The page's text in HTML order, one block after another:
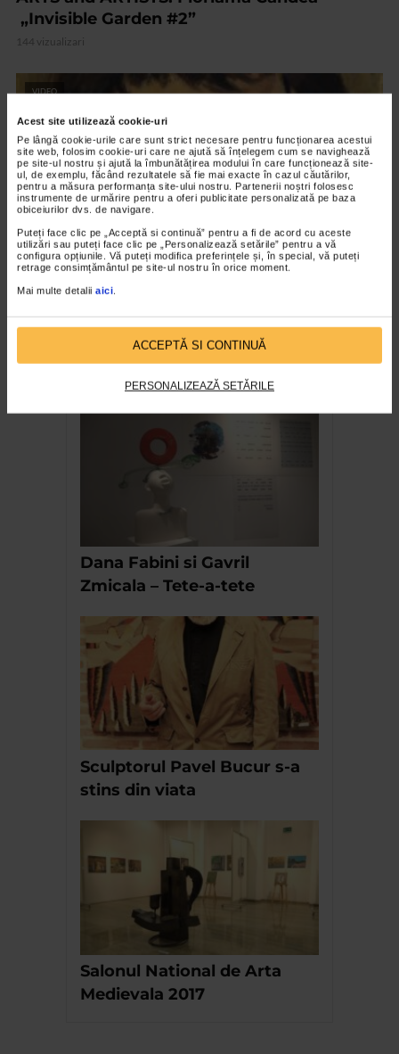
Acest site utilizează cookie-uri
Pe lângă cookie-urile care sunt strict necesare pentru funcționarea acestui
site web, folosim cookie-uri care ne ajută să înțelegem cum se navighează
pe site-ul nostru și ajută la îmbunătățirea modului în care funcționează site-
ul, de exemplu, făcând rezultatele să fie mai exacte în cazul căutărilor,
pentru a măsura performanța site-ului nostru. Partenerii noștri folosesc
instrumente de urmărire pentru a oferi publicitate personalizată pe baza
obiceiurilor dvs. de navigare.
Puteți face clic pe „Acceptă si continuă” pentru a fi de acord cu aceste
utilizări sau puteți face clic pe „Personalizează setările” pentru a vă
configura opțiunile. Vă puteți modifica preferințele și, în special, vă puteți
retrage consimțământul pe site-ul nostru în orice moment.
Mai multe detalii aici
ACCEPTĂ SI CONTINUĂ
PERSONALIZEAZĂ SETĂRILE
„Invisible Garden #2”
144 vizualizari
VIDEO
CLIPA DE ARTA
Nicolae Tonitza – Pictor al copiilor
RECOMANDĂRI
Dana Fabini si Gavril
Zmicala – Tete-a-tete
Sculptorul Pavel Bucur s-a
stins din viata
Salonul National de Arta
Medievala 2017